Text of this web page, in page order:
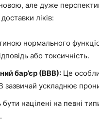
новою, але дуже
ліків:
нормального
або токсичність.
бар’єр (ВВВ): Це
ускладнює
націлені на певні